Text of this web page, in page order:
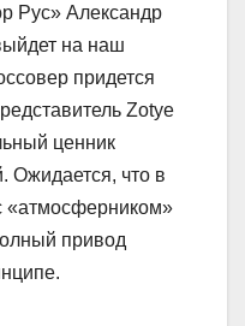
Рус» Александр
на наш
придется
Zotye
ценник
Ожидается, что в
«атмосферником»
привод